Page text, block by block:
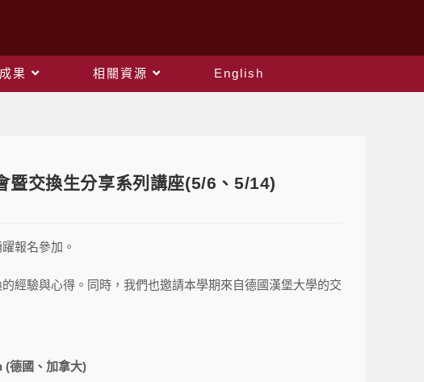
果 相關資源 English
暨交換生分享系列講座(5/6、5/14)
報名參加。
經驗與心得。同時，我們也邀請本學期來自德國漢堡大學的交
(德國、加拿大)